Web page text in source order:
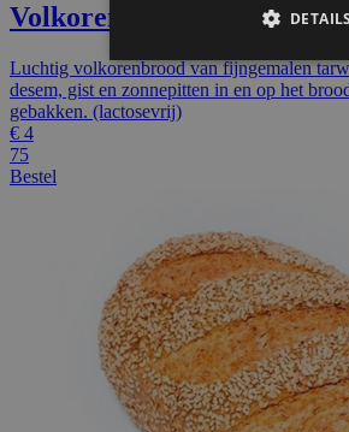
Volkoren zonnepit
Luchtig volkorenbrood van fijngemalen
desem, gist en zonnepitten in en op het
gebakken. (lactosevrij)
€ 4
75
Bestel